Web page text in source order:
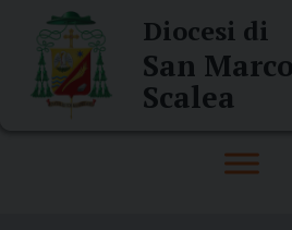
content
Diocesi di
San
Scalea